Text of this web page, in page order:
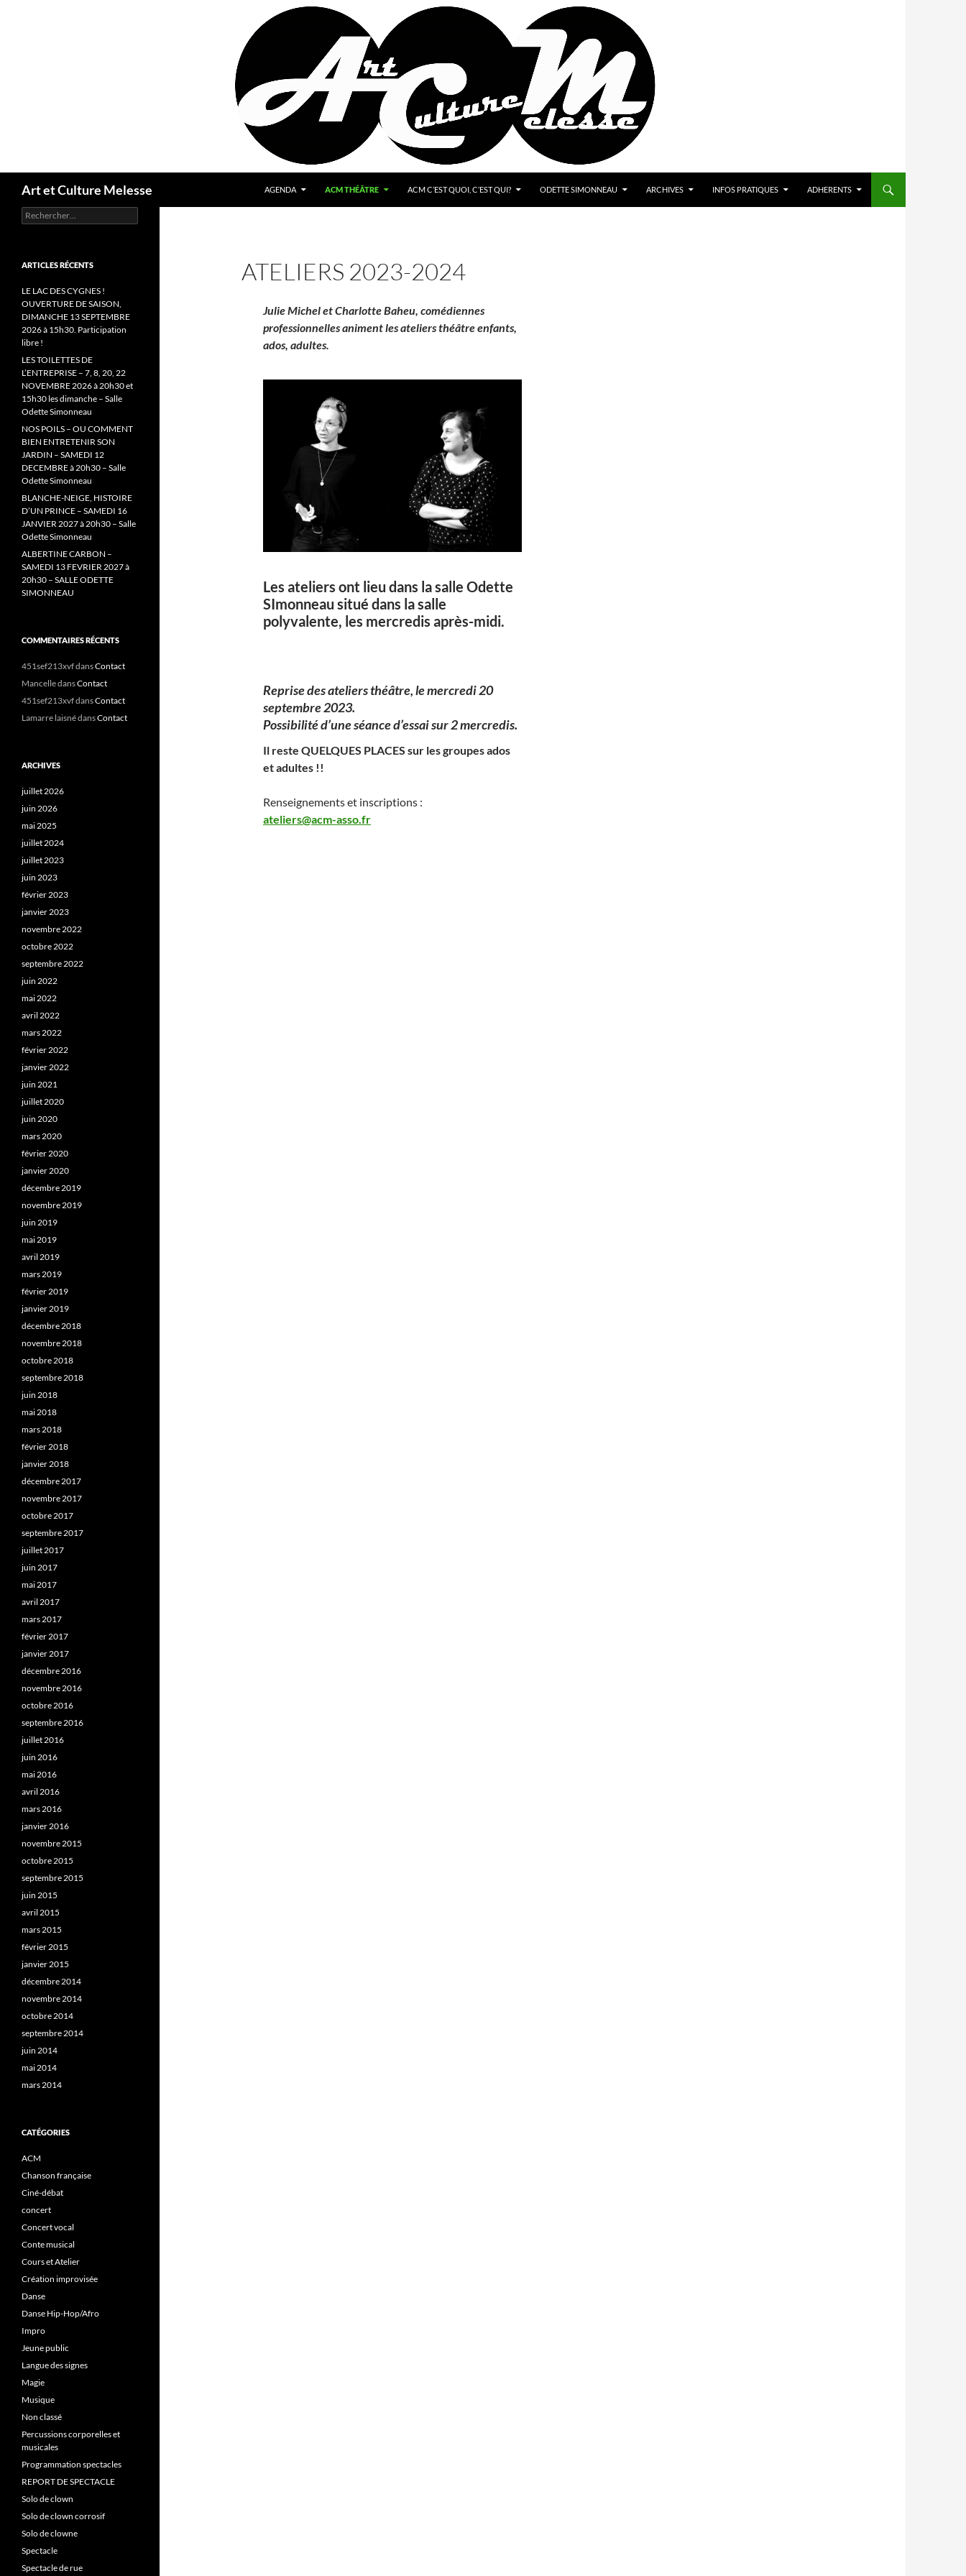
Art et Culture Melesse AGENDA ACM THÉÂTRE ACM C’EST QUOI, C’EST QUI? ODETTE SIMONNEAU ARCHIVES INFOS PRATIQUES ADHERENTS
ATELIERS 2023-2024
Julie Michel et Charlotte Baheu, comédiennes
professionnelles animent les ateliers théâtre enfants,
ados, adultes.
Les ateliers ont lieu dans la salle Odette
SImonneau situé dans la salle
polyvalente, les mercredis après-midi.
Reprise des ateliers théâtre, le mercredi 20
septembre 2023.
Possibilité d’une séance d’essai sur 2 mercredis.
Il reste QUELQUES PLACES sur les groupes ados
et adultes !!
Renseignements et inscriptions :
ateliers@acm-asso.fr
Rechercher :
ARTICLES RÉCENTS
LE LAC DES CYGNES !
OUVERTURE DE SAISON,
DIMANCHE 13 SEPTEMBRE
2026 à 15h30. Participation
libre !
LES TOILETTES DE
L’ENTREPRISE – 7, 8, 20, 22
NOVEMBRE 2026 à 20h30 et
15h30 les dimanche – Salle
Odette Simonneau
NOS POILS – OU COMMENT
BIEN ENTRETENIR SON
JARDIN – SAMEDI 12
DECEMBRE à 20h30 – Salle
Odette Simonneau
BLANCHE-NEIGE, HISTOIRE
D’UN PRINCE – SAMEDI 16
JANVIER 2027 à 20h30 – Salle
Odette Simonneau
ALBERTINE CARBON –
SAMEDI 13 FEVRIER 2027 à
20h30 – SALLE ODETTE
SIMONNEAU
COMMENTAIRES RÉCENTS
451sef213xvfdansContact
MancelledansContact
451sef213xvfdansContact
Lamarre laisnédansContact
ARCHIVES
juillet 2026
juin 2026
mai 2025
juillet 2024
juillet 2023
juin 2023
février 2023
janvier 2023
novembre 2022
octobre 2022
septembre 2022
juin 2022
mai 2022
avril 2022
mars 2022
février 2022
janvier 2022
juin 2021
juillet 2020
juin 2020
mars 2020
février 2020
janvier 2020
décembre 2019
novembre 2019
juin 2019
mai 2019
avril 2019
mars 2019
février 2019
janvier 2019
décembre 2018
novembre 2018
octobre 2018
septembre 2018
juin 2018
mai 2018
mars 2018
février 2018
janvier 2018
décembre 2017
novembre 2017
octobre 2017
septembre 2017
juillet 2017
juin 2017
mai 2017
avril 2017
mars 2017
février 2017
janvier 2017
décembre 2016
novembre 2016
octobre 2016
septembre 2016
juillet 2016
juin 2016
mai 2016
avril 2016
mars 2016
janvier 2016
novembre 2015
octobre 2015
septembre 2015
juin 2015
avril 2015
mars 2015
février 2015
janvier 2015
décembre 2014
novembre 2014
octobre 2014
septembre 2014
juin 2014
mai 2014
mars 2014
CATÉGORIES
ACM
Chanson française
Ciné-débat
concert
Concert vocal
Conte musical
Cours et Atelier
Création improvisée
Danse
Danse Hip-Hop/Afro
Impro
Jeune public
Langue des signes
Magie
Musique
Non classé
Percussions corporelles et
musicales
Programmation spectacles
REPORT DE SPECTACLE
Solo de clown
Solo de clown corrosif
Solo de clowne
Spectacle
Spectacle de rue